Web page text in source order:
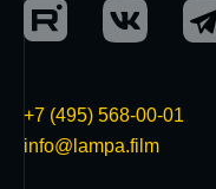
+7 (495) 568-00-01
info@lampa.film